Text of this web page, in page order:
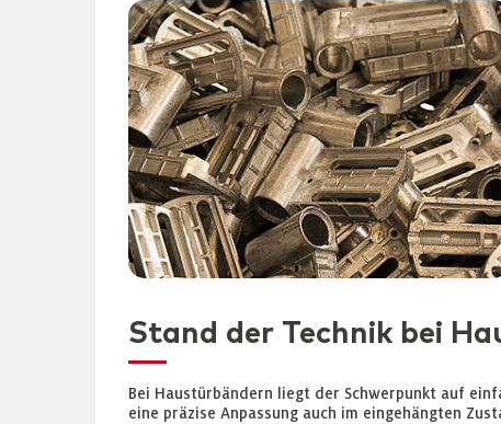
Stand der Technik bei
Bei Haustürbändern liegt der Schwerpunkt auf
eine präzise Anpassung auch im eingehängten